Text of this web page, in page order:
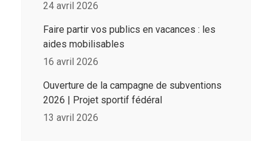
24 avril 2026
Faire partir vos publics en vacances : les
aides mobilisables
16 avril 2026
Ouverture de la campagne de subventions
2026 | Projet sportif fédéral
13 avril 2026